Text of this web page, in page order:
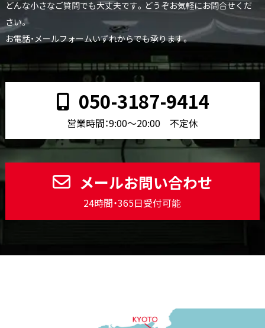
どんな小さなご質問でも大丈夫です。どうぞお気軽にお問合せくだ
さい。
お電話・メールフォームいずれからでも承ります。
050-3187-9414
営業時間：9:00〜20:00 不定休
メールお問い合わせ
24時間・365日受付可能